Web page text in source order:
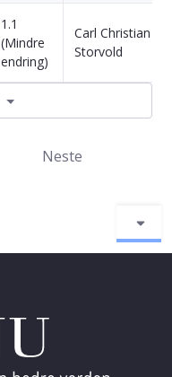
1.1
(Mindre
endring)
Carl Christian
Storvold
Neste